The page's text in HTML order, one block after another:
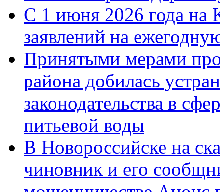
С 1 июня 2026 года на
заявлений на
Принятыми мерами
района добилась
законодательства в
питьевой воды
В Новороссийске на
чиновник и его